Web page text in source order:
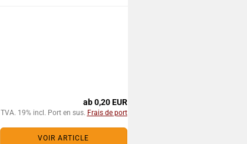
ab 0,20 EUR
TVA. 19% incl. Port en sus. Frais de port
VOIR ARTICLE